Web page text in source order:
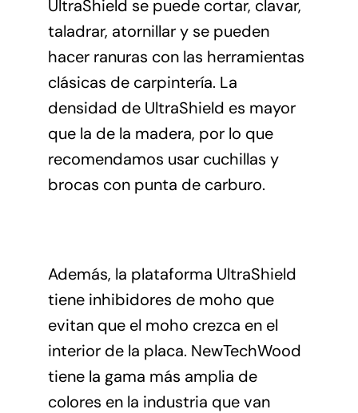
UltraShield se puede cortar, clavar,
taladrar, atornillar y se pueden
hacer ranuras con las herramientas
clásicas de carpintería. La
densidad de UltraShield es mayor
que la de la madera, por lo que
recomendamos usar cuchillas y
brocas con punta de carburo.
Además, la plataforma UltraShield
tiene inhibidores de moho que
evitan que el moho crezca en el
interior de la placa. NewTechWood
tiene la gama más amplia de
colores en la industria que van